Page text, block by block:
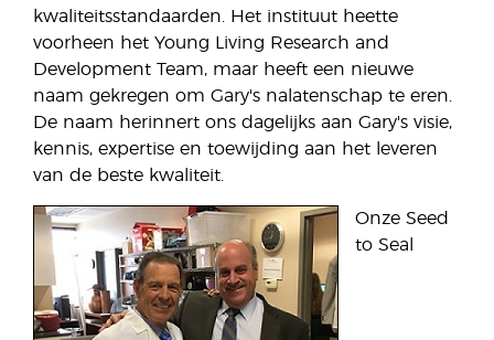
kwaliteitsstandaarden. Het instituut heette
voorheen het Young Living Research and
Development Team, maar heeft een nieuwe
naam gekregen om Gary's nalatenschap te eren.
De naam herinnert ons dagelijks aan Gary's visie,
kennis, expertise en toewijding aan het leveren
van de beste kwaliteit.
Onze Seed
to Seal